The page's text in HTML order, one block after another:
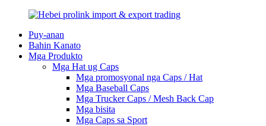
Puy-anan
Bahin Kanato
Mga Produkto
Mga Hat ug Caps
Mga promosyonal nga Caps / Hat
Mga Baseball Caps
Mga Trucker Caps / Mesh Back Cap
Mga bisita
Mga Caps sa Sport